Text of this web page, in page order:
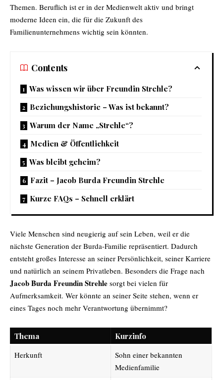
Themen. Beruflich ist er in der Medienwelt aktiv und bringt
moderne Ideen ein, die für die Zukunft des
Familienunternehmens wichtig sein könnten.
Contents
Was wissen wir über Freundin Strehle?
Beziehungshistorie – Was ist bekannt?
Warum der Name „Strehle“?
Medien & Öffentlichkeit
Was bleibt geheim?
Fazit – Jacob Burda Freundin Strehle
Kurze FAQs – Schnell erklärt
Viele Menschen sind neugierig auf sein Leben, weil er die
nächste Generation der Burda-Familie repräsentiert. Dadurch
entsteht großes Interesse an seiner Persönlichkeit, seiner Karriere
und natürlich an seinem Privatleben. Besonders die Frage nach
Jacob Burda Freundin Strehle sorgt bei vielen für
Aufmerksamkeit. Wer könnte an seiner Seite stehen, wenn er
eines Tages noch mehr Verantwortung übernimmt?
Thema
Kurzinfo
Herkunft
Sohn einer bekannten
Medienfamilie